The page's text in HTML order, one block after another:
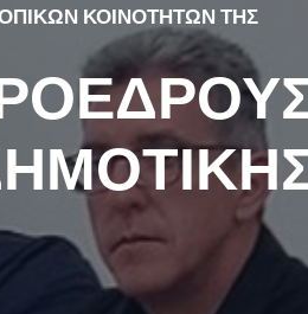
ΚΟΙΝΟΤΗΤΩΝ ΤΗΣ